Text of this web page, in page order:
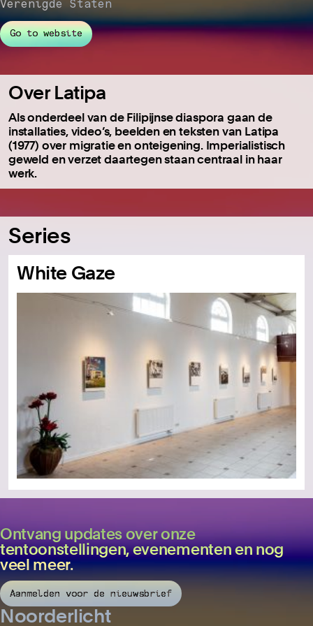
Verenigde Staten
Go to website
Over Latipa
Als onderdeel van de Filipijnse diaspora gaan de
installaties, video’s, beelden en teksten van Latipa
(1977) over migratie en onteigening. Imperialistisch
geweld en verzet daartegen staan centraal in haar
werk.
Series
White Gaze
Ontvang updates over onze
tentoonstellingen, evenementen en nog
veel meer.
Aanmelden voor de nieuwsbrief
Noorderlicht